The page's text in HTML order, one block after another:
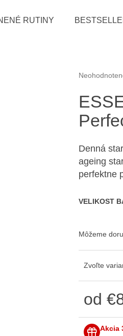
RUTINY
Priemerné
Denná
ageing
perfektne
VELIKOST
Môžeme
Zvoľte
od
Akcia
nájsť?
HĽADAŤ
ČISTIACA PENA